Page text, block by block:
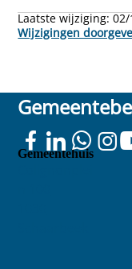
Laatste wijziging:
Wijzigingen
Gemeentehuis